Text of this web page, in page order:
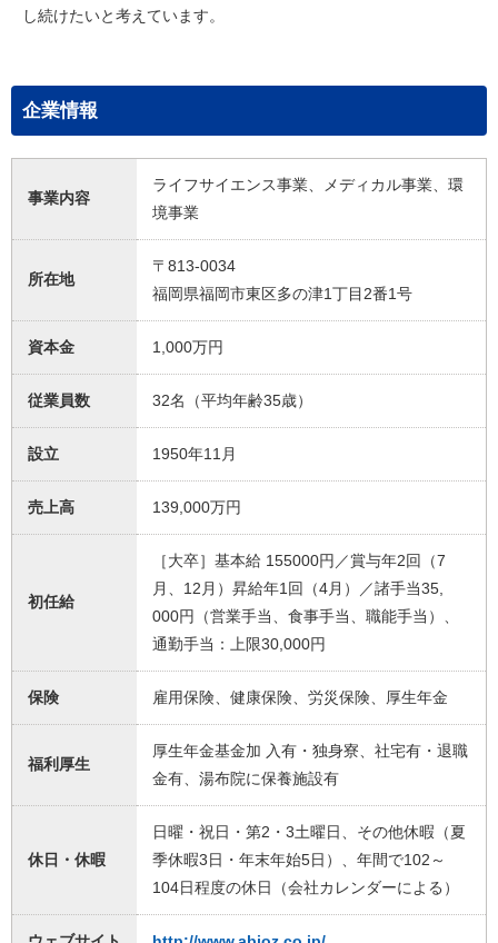
し続けたいと考えています。
企業情報
事業内容
ライフサイエンス事業、メディカル事業、環
境事業
所在地
〒813-0034
福岡県福岡市東区多の津1丁目2番1号
資本金 1,000万円
従業員数 32名（平均年齢35歳）
設立 1950年11月
売上高 139,000万円
初任給
［大卒］基本給 155000円／賞与年2回（7
月、12月）昇給年1回（4月）／諸手当35,
000円（営業手当、食事手当、職能手当）、
通勤手当：上限30,000円
保険 雇用保険、健康保険、労災保険、厚生年金
福利厚生
厚生年金基金加 入有・独身寮、社宅有・退職
金有、湯布院に保養施設有
休日・休暇
日曜・祝日・第2・3土曜日、その他休暇（夏
季休暇3日・年末年始5日）、年間で102～
104日程度の休日（会社カレンダーによる）